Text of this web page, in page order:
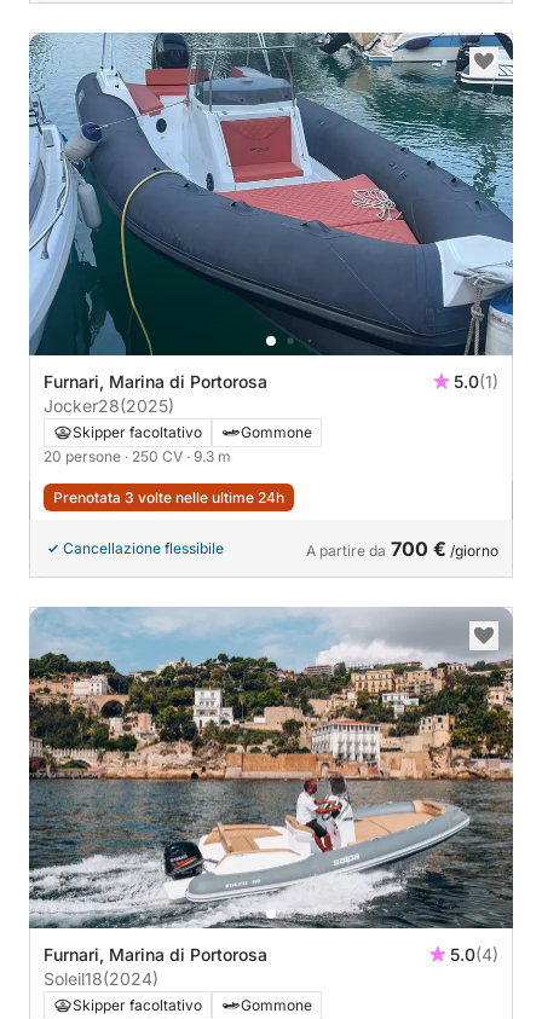
Furnari, Marina di Portorosa 5.0(1)
Jocker28(2025)
Skipper facoltativo
Gommone
20 persone · 250 CV · 9.3 m
Prenotata 3 volte nelle ultime 24h
Cancellazione flessibile A partire da 700 € /giorno
Furnari, Marina di Portorosa 5.0(4)
Soleil18(2024)
Skipper facoltativo
Gommone